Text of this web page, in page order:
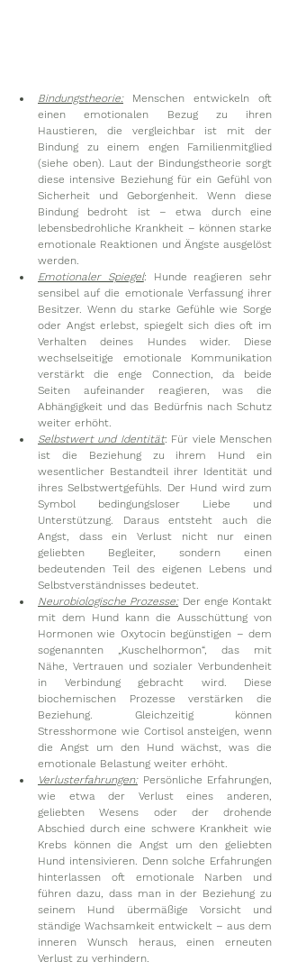
Bindungstheorie: Menschen entwickeln oft
einen emotionalen Bezug zu ihren
Haustieren, die vergleichbar ist mit der
Bindung zu einem engen Familienmitglied
(siehe oben). Laut der Bindungstheorie sorgt
diese intensive Beziehung für ein Gefühl von
Sicherheit und Geborgenheit. Wenn diese
Bindung bedroht ist – etwa durch eine
lebensbedrohliche Krankheit – können starke
emotionale Reaktionen und Ängste ausgelöst
werden.
Emotionaler Spiegel: Hunde reagieren sehr
sensibel auf die emotionale Verfassung ihrer
Besitzer. Wenn du starke Gefühle wie Sorge
oder Angst erlebst, spiegelt sich dies oft im
Verhalten deines Hundes wider. Diese
wechselseitige emotionale Kommunikation
verstärkt die enge Connection, da beide
Seiten aufeinander reagieren, was die
Abhängigkeit und das Bedürfnis nach Schutz
weiter erhöht.
Selbstwert und Identität: Für viele Menschen
ist die Beziehung zu ihrem Hund ein
wesentlicher Bestandteil ihrer Identität und
ihres Selbstwertgefühls. Der Hund wird zum
Symbol bedingungsloser Liebe und
Unterstützung. Daraus entsteht auch die
Angst, dass ein Verlust nicht nur einen
geliebten Begleiter, sondern einen
bedeutenden Teil des eigenen Lebens und
Selbstverständnisses bedeutet.
Neurobiologische Prozesse: Der enge Kontakt
mit dem Hund kann die Ausschüttung von
Hormonen wie Oxytocin begünstigen – dem
sogenannten „Kuschelhormon“, das mit
Nähe, Vertrauen und sozialer Verbundenheit
in Verbindung gebracht wird. Diese
biochemischen Prozesse verstärken die
Beziehung. Gleichzeitig können
Stresshormone wie Cortisol ansteigen, wenn
die Angst um den Hund wächst, was die
emotionale Belastung weiter erhöht.
Verlusterfahrungen: Persönliche Erfahrungen,
wie etwa der Verlust eines anderen,
geliebten Wesens oder der drohende
Abschied durch eine schwere Krankheit wie
Krebs können die Angst um den geliebten
Hund intensivieren. Denn solche Erfahrungen
hinterlassen oft emotionale Narben und
führen dazu, dass man in der Beziehung zu
seinem Hund übermäßige Vorsicht und
ständige Wachsamkeit entwickelt – aus dem
inneren Wunsch heraus, einen erneuten
Verlust zu verhindern.